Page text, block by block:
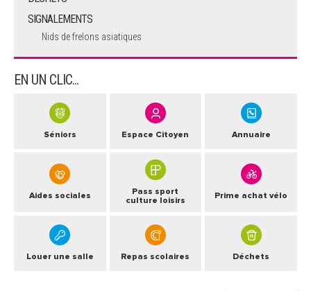
SIGNALEMENTS
Nids de frelons asiatiques
EN UN CLIC...
Séniors Espace Citoyen Annuaire
Aides sociales
Pass sport
culture loisirs
Prime achat vélo
Louer une salle Repas scolaires Déchets